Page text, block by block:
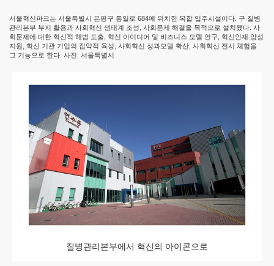
서울혁신파크는 서울특별시 은평구 통일로 684에 위치한 복합 입주시설이다. 구 질병
관리본부 부지 활용과 사회혁신 생태계 조성, 사회문제 해결을 목적으로 설치됐다. 사
회문제에 대한 혁신적 해법 도출, 혁신 아이디어 및 비즈니스 모델 연구, 혁신인재 양성
지원, 혁신 기관 기업의 집약적 육성, 사회혁신 성과모델 확산, 사회혁신 전시 체험을
그 기능으로 한다. 사진: 서울특별시
질병관리본부에서 혁신의 아이콘으로